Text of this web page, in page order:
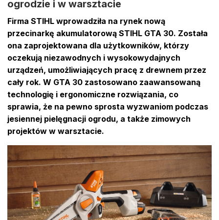
ogrodzie i w warsztacie
Firma STIHL wprowadziła na rynek nową
przecinarkę akumulatorową STIHL GTA 30. Została
ona zaprojektowana dla użytkowników, którzy
oczekują niezawodnych i wysokowydajnych
urządzeń, umożliwiających pracę z drewnem przez
cały rok. W GTA 30 zastosowano zaawansowaną
technologię i ergonomiczne rozwiązania, co
sprawia, że na pewno sprosta wyzwaniom podczas
jesiennej pielęgnacji ogrodu, a także zimowych
projektów w warsztacie.